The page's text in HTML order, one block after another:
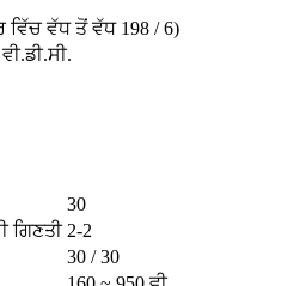
ਵਿੱਚ ਵੱਧ ਤੋਂ ਵੱਧ 198 / 6)
30
ਗਿਣਤੀ 2-2
30 / 30